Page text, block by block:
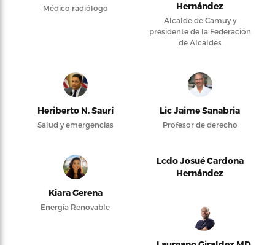
Médico radiólogo
Hernández
Alcalde de Camuy y
presidente de la Federación
de Alcaldes
Heriberto N. Saurí
Salud y emergencias
Lic Jaime Sanabria
Profesor de derecho
Kiara Gerena
Energía Renovable
Lcdo Josué Cardona
Hernández